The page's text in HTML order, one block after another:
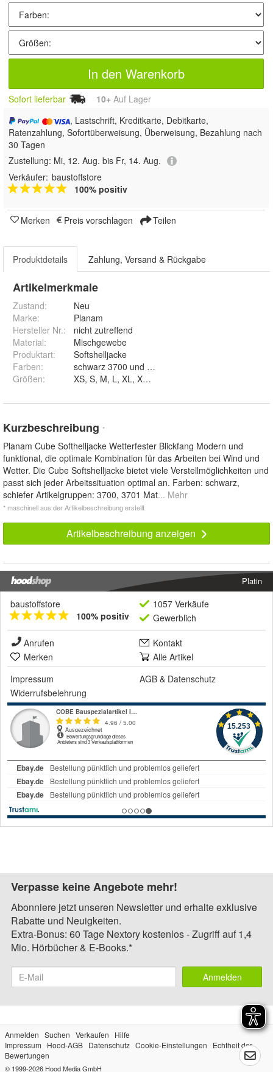
In den Warenkorb
Sofort lieferbar 10+ Auf Lager
, Lastschrift, Kreditkarte, Debitkarte,
Ratenzahlung, Sofortüberweisung, Überweisung, Bezahlung nach
30 Tagen
Zustellung: Mi, 12. Aug. bis Fr, 14. Aug.
Verkäufer: baustoffstore
100% positiv
Merken Preis vorschlagen Teilen
Produktdetails Zahlung, Versand & Rückgabe
Artikelmerkmale
Zustand:
Neu
Marke:
Planam
Hersteller Nr.:
nicht zutreffend
Material:
Mischgewebe
Produktart:
Softshelljacke
Farben:
schwarz 3700 und schiefer 3701
Größen:
Kurzbeschreibung *
Planam Cube Softhelljacke Wetterfester Blickfang Modern und
funktional, die optimale Kombination für das Arbeiten bei Wind und
Wetter. Die Cube Softshelljacke bietet viele Verstellmöglichkeiten und
passt sich jeder Arbeitssituation optimal an. Farben: schwarz,
schiefer Artikelgruppen: 3700, 3701 Mat... Mehr
* maschinell aus der Artikelbeschreibung erstellt
Artikelbeschreibung anzeigen
Platin
baustoffstore
100% positiv
1057 Verkäufe
Gewerblich
Anrufen
Kontakt
Merken
Alle Artikel
Impressum
AGB & Datenschutz
Widerrufsbelehrung
Verpasse keine Angebote mehr!
Abonniere jetzt unseren Newsletter und erhalte exklusive
Rabatte und Neuigkeiten.
Extra-Bonus: 60 Tage Nextory kostenlos - Zugriff auf 1,4
Mio. Hörbücher & E-Books.*
Anmelden
Anmelden Suchen Verkaufen
Hilfe
Impressum
Hood-AGB Datenschutz Cookie-Einstellungen
Echtheit der
Bewertungen
© 1999-2026 Hood Media GmbH